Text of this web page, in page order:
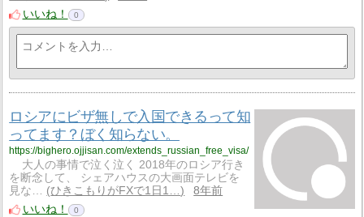
いいね！
0
ロシアにビザ無しで入国できるって知
ってます？ぼく知らない。
https://bighero.ojjisan.com/extends_russian_free_visa/
大人の事情で泣く泣く 2018年のロシア行き
を断念して、 シェアハウスの大画面テレビを
見な…
ひきこもりがFXで1日1…
8年前
いいね！
0